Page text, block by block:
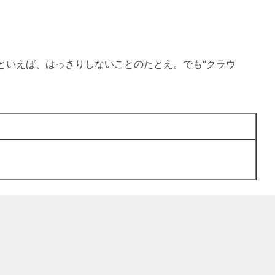
えば、はっきりしないことのたとえ。でも“クラウ